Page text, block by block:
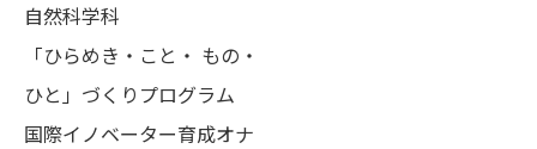
自然科学科
「ひらめき・こと・ もの・
ひと」づくりプログラム
国際イノベーター育成オナ